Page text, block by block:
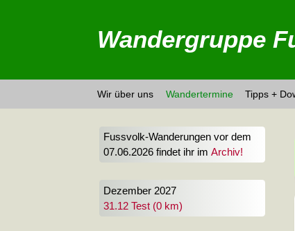
Wandergruppe
Wir über uns Wandertermine Tipps +
Fussvolk-Wanderungen vor dem
07.06.2026 findet ihr im Archiv!
Dezember 2027
31.12 Test (0 km)